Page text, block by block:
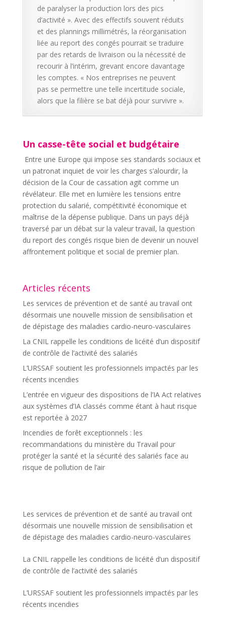
de paralyser la production lors des pics
d’activité ». Avec des effectifs souvent réduits
et des plannings millimétrés, la réorganisation
liée au report des congés pourrait se traduire
par des retards de livraison ou la nécessité de
recourir à l’intérim, grevant encore davantage
les comptes. « Nos entreprises ne peuvent
pas se permettre une telle incertitude sociale,
alors que la filière se bat déjà pour survivre ».
Un casse-tête social et budgétaire
Entre une Europe qui impose ses standards sociaux et
un patronat inquiet de voir les charges s’alourdir, la
décision de la Cour de cassation agit comme un
révélateur. Elle met en lumière les tensions entre
protection du salarié, compétitivité économique et
maîtrise de la dépense publique. Dans un pays déjà
traversé par un débat sur la valeur travail, la question
du report des congés risque bien de devenir un nouvel
affrontement politique et social de premier plan.
Articles récents
Les services de prévention et de santé au travail ont
désormais une nouvelle mission de sensibilisation et
de dépistage des maladies cardio-neuro-vasculaires
La CNIL rappelle les conditions de licéité d’un dispositif
de contrôle de l’activité des salariés
L’URSSAF soutient les professionnels impactés par les
récents incendies
L’entrée en vigueur des dispositions de l’IA Act relatives
aux systèmes d’IA classés comme étant à haut risque
est reportée à 2027
Incendies de forêt exceptionnels : les
recommandations du ministère du Travail pour
protéger la santé et la sécurité des salariés face au
risque de pollution de l’air
Les services de prévention et de santé au travail ont
désormais une nouvelle mission de sensibilisation et
de dépistage des maladies cardio-neuro-vasculaires
La CNIL rappelle les conditions de licéité d’un dispositif
de contrôle de l’activité des salariés
L’URSSAF soutient les professionnels impactés par les
récents incendies